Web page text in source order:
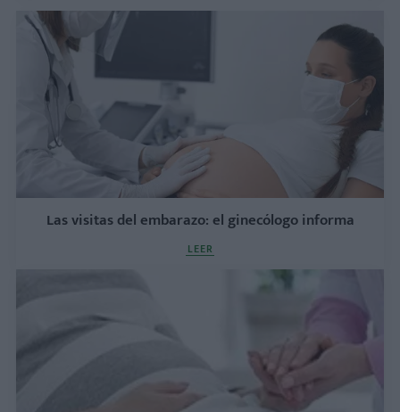
Las visitas del embarazo: el ginecólogo informa
LEER